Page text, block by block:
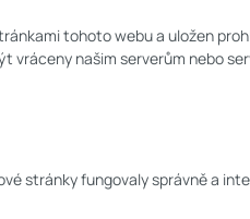
tohoto webu a uložen
vráceny našim serverům nebo
stránky fungovaly správně a